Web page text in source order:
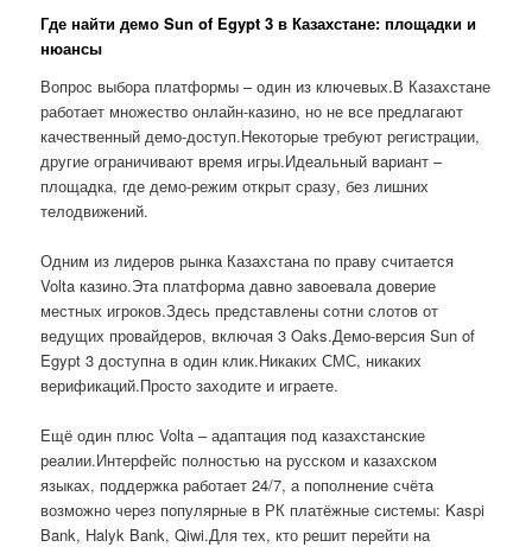
Где найти демо Sun of Egypt 3 в Казахстане: площадки и
нюансы
Вопрос выбора платформы – один из ключевых.В Казахстане
работает множество онлайн-казино, но не все предлагают
качественный демо-доступ.Некоторые требуют регистрации,
другие ограничивают время игры.Идеальный вариант –
площадка, где демо-режим открыт сразу, без лишних
телодвижений.
Одним из лидеров рынка Казахстана по праву считается
Volta казино.Эта платформа давно завоевала доверие
местных игроков.Здесь представлены сотни слотов от
ведущих провайдеров, включая 3 Oaks.Демо-версия Sun of
Egypt 3 доступна в один клик.Никаких СМС, никаких
верификаций.Просто заходите и играете.
Ещё один плюс Volta – адаптация под казахстанские
реалии.Интерфейс полностью на русском и казахском
языках, поддержка работает 24/7, а пополнение счёта
возможно через популярные в РК платёжные системы: Kaspi
Bank, Halyk Bank, Qiwi.Для тех, кто решит перейти на